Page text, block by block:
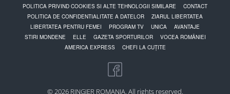
POLITICA PRIVIND COOKIES SI ALTE TEHNOLOGII SIMILARE
CONTACT
POLITICA DE CONFIDENTIALITATE A DATELOR
ZIARUL LIBERTATEA
LIBERTATEA PENTRU FEMEI
PROGRAM TV UNICA
AVANTAJE
STIRI MONDENE
ELLE GAZETA SPORTURILOR
VOCEA ROMÂNIEI
AMERICA EXPRESS
CHEFI LA CUȚITE
© 2026 RINGIER ROMANIA. All rights reserved.